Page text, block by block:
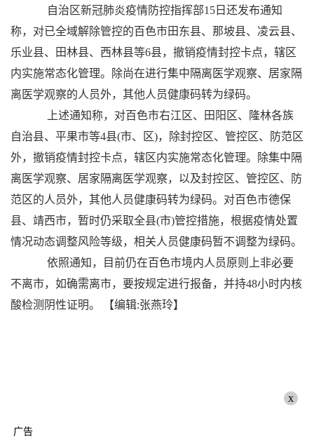
自治区新冠肺炎疫情防控指挥部15日还发布通知
称，对已全域解除管控的百色市田东县、那坡县、凌云县、
乐业县、田林县、西林县等6县，撤销疫情封控卡点，辖区
内实施常态化管理。除尚在进行集中隔离医学观察、居家隔
离医学观察的人员外，其他人员健康码转为绿码。
上述通知称，对百色市右江区、田阳区、隆林各族
自治县、平果市等4县(市、区)，除封控区、管控区、防范区
外，撤销疫情封控卡点，辖区内实施常态化管理。除集中隔
离医学观察、居家隔离医学观察，以及封控区、管控区、防
范区的人员外，其他人员健康码转为绿码。对百色市德保
县、靖西市，暂时仍采取全县(市)管控措施，根据疫情处置
情况动态调整风险等级，相关人员健康码暂不调整为绿码。
依照通知，目前仍在百色市境内人员原则上非必要
不离市，如确需离市，要按规定进行报备，并持48小时内核
酸检测阴性证明。
【编辑:张燕玲】
x
广告